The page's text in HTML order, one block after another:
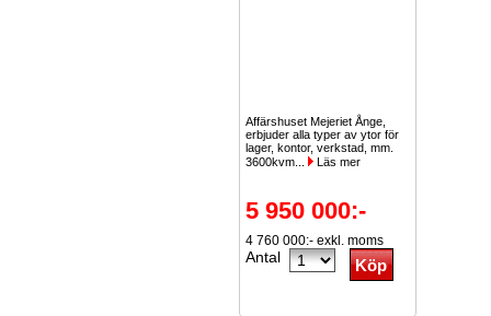
Affärshuset Mejeriet Ånge,
erbjuder alla typer av ytor för
lager, kontor, verkstad, mm.
3600kvm...
Läs mer
5 950 000:-
4 760 000:- exkl. moms
Antal